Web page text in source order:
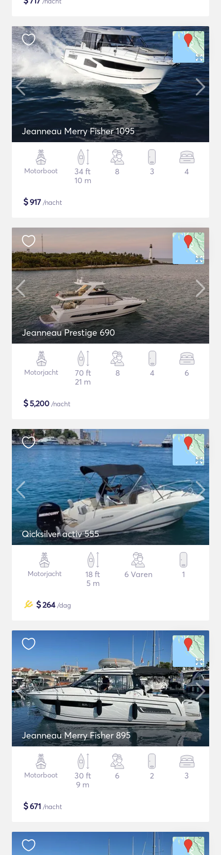
Jeanneau Merry Fisher 1095
Motorboot
34 ft
10 m
8 3 4
$917 /nacht
Jeanneau Prestige 690
Motorjacht
70 ft
21 m
8 4 6
$5,200 /nacht
Qicksilver activ 555
Motorjacht
18 ft
5 m
6 Varen 1
$264/dag
Jeanneau Merry Fisher 895
Motorboot
30 ft
9 m
6 2 3
$671 /nacht